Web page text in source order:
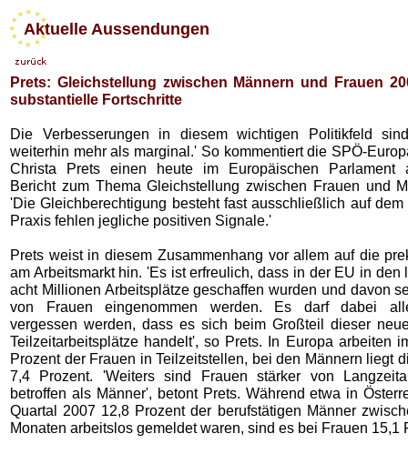
Aktuelle Aussendungen
Prets: Gleichstellung zwischen Männern und Frauen
substantielle Fortschritte
Die Verbesserungen in diesem wichtigen Politikfeld
weiterhin mehr als marginal.' So kommentiert die SPÖ-
Christa Prets einen heute im Europäischen Parlament
Bericht zum Thema Gleichstellung zwischen Frauen und
'Die Gleichberechtigung besteht fast ausschließlich auf
Praxis fehlen jegliche positiven Signale.'
Prets weist in diesem Zusammenhang vor allem auf die
am Arbeitsmarkt hin. 'Es ist erfreulich, dass in der EU in den
acht Millionen Arbeitsplätze geschaffen wurden und davon
von Frauen eingenommen werden. Es darf dabei
vergessen werden, dass es sich beim Großteil dieser
Teilzeitarbeitsplätze handelt', so Prets. In Europa arbeiten
Prozent der Frauen in Teilzeitstellen, bei den Männern liegt
7,4 Prozent. 'Weiters sind Frauen stärker von
betroffen als Männer', betont Prets. Während etwa in
Quartal 2007 12,8 Prozent der berufstätigen Männer
Monaten arbeitslos gemeldet waren, sind es bei Frauen 15,1